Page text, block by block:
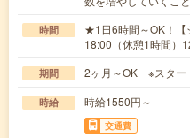
時間
★1日6時間～OK！【
18:00（休憩1時間）
期間 2ヶ月～OK ※スター
時給 時給1550円～
交通費